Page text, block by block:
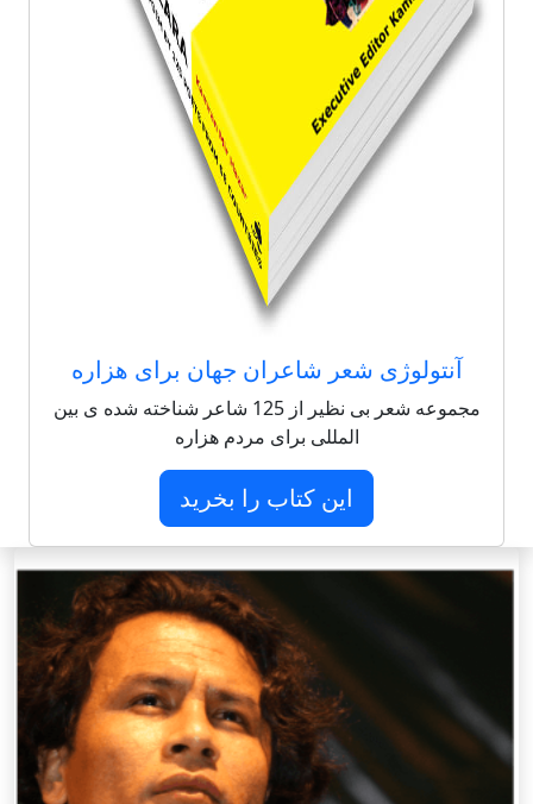
آنتولوژی شعر شاعران جهان برای هزاره
مجموعه شعر بی نظیر از 125 شاعر شناخته شده ی بین
المللی برای مردم هزاره
این کتاب را بخرید